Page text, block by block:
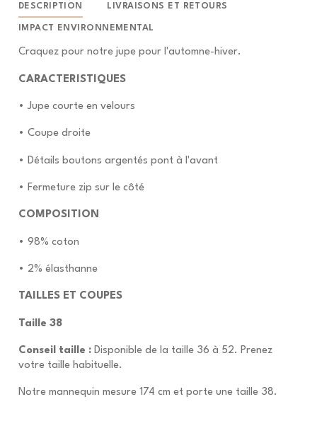
DESCRIPTION LIVRAISONS ET RETOURS
IMPACT ENVIRONNEMENTAL
Craquez pour notre jupe pour l'automne-hiver.
CARACTERISTIQUES
• Jupe courte en velours
• Coupe droite
• Détails boutons argentés pont à l'avant
• Fermeture zip sur le côté
COMPOSITION
• 98% coton
• 2% élasthanne
TAILLES ET COUPES
Taille 38
Conseil taille : Disponible de la taille 36 à 52. Prenez
votre taille habituelle.
Notre mannequin mesure 174 cm et porte une taille 38.